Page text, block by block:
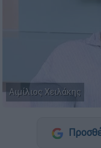
Αιμίλιος Χειλάκης